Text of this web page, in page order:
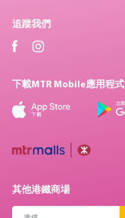
追蹤我們
下載MTR Mobile應用程式
其他港鐵商場